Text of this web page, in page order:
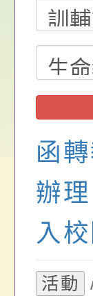
樂
列
甄
校
轉
辦
前
置
畫
請
公
施
轉
減
桃
年
祝
位
轉
員
算
函
辦
入
活動